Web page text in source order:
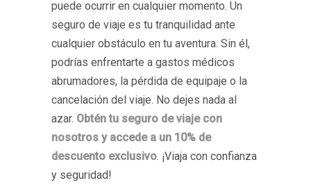
puede ocurrir en cualquier momento. Un
seguro de viaje es tu tranquilidad ante
cualquier obstáculo en tu aventura. Sin él,
podrías enfrentarte a gastos médicos
abrumadores, la pérdida de equipaje o la
cancelación del viaje. No dejes nada al
azar. Obtén tu seguro de viaje con
nosotros y accede a un 10% de
descuento exclusivo. ¡Viaja con confianza
y seguridad!